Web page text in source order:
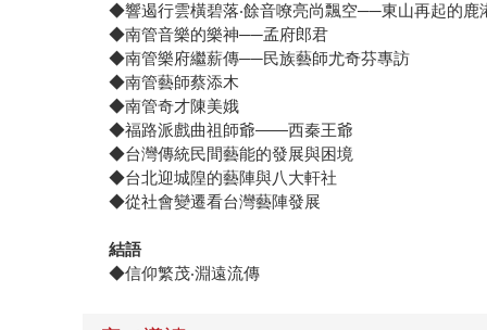
◆響遏行雲橫碧落‧餘音嘹亮尚飄空──東山再起的鹿
◆南管音樂的樂神──孟府郎君
◆南管樂府繼薪傳──民族藝師尤奇芬專訪
◆南管藝師蔡添木
◆南管奇才陳美娥
◆福路派戲曲祖師爺——西秦王爺
◆台灣傳統民間藝能的發展與困境
◆台北迎城隍的藝陣與八大軒社
◆從社會變遷看台灣藝陣發展
結語
◆信仰繁茂‧淵遠流傳